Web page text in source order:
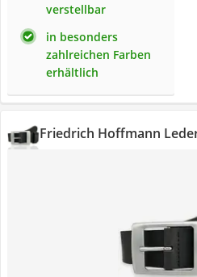
verstellbar
in besonders
zahlreichen Farben
erhältlich
Friedrich Hoffmann